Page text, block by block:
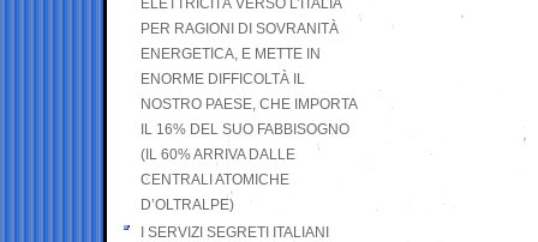
ELETTRICITÀ VERSO L’ITALIA
PER RAGIONI DI SOVRANITÀ
ENERGETICA, E METTE IN
ENORME DIFFICOLTÀ IL
NOSTRO PAESE, CHE IMPORTA
IL 16% DEL SUO FABBISOGNO
(IL 60% ARRIVA DALLE
CENTRALI ATOMICHE
D’OLTRALPE)
I SERVIZI SEGRETI ITALIANI